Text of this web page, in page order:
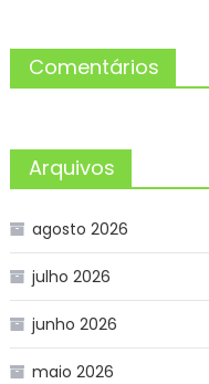
Comentários
Arquivos
agosto 2026
julho 2026
junho 2026
maio 2026